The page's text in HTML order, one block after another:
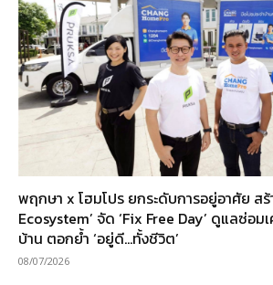
พฤกษา x โฮมโปร ยกระดับการอยู่อาศัย สร้
Ecosystem’ จัด ‘Fix Free Day’ ดูแลซ่อม
บ้าน ตอกย้ำ ‘อยู่ดี…ทั้งชีวิต’
08/07/2026